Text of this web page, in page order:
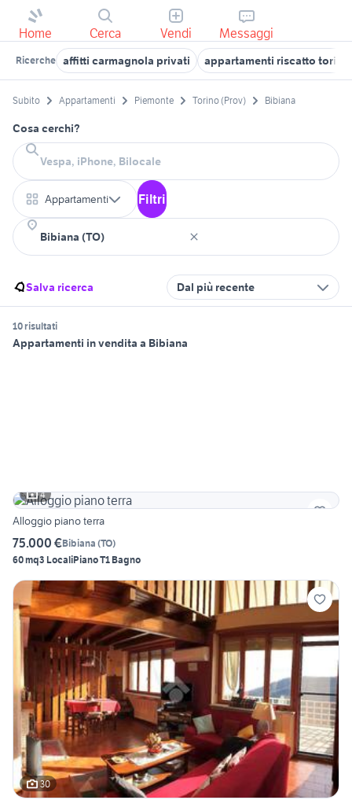
Home Cerca Vendi Messaggi
Ricerche affitti carmagnola privati appartamenti riscatto torino
Subito Appartamenti Piemonte Torino (Prov) Bibiana
Cosa cerchi?
Appartamenti Filtri
Salva ricerca Dal più recente
10 risultati
Appartamenti in vendita a Bibiana
4
Alloggio piano terra
75.000 €Bibiana (TO)
60 mq3 LocaliPiano T1 Bagno
30